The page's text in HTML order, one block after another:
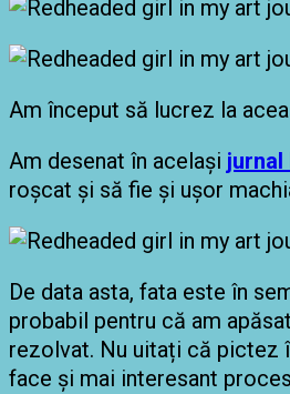
Am început să lucrez la
Am desenat în același jurnal
roșcat și să fie și ușor
De data asta, fata este în
probabil pentru că am
rezolvat. Nu uitați că pictez
face și mai interesant